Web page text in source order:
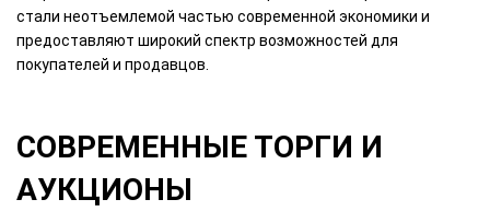
стали неотъемлемой частью современной экономики и
предоставляют широкий спектр возможностей для
покупателей и продавцов.
СОВРЕМЕННЫЕ ТОРГИ И
АУКЦИОНЫ